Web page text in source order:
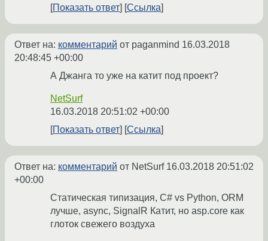
Показать ответ Ссылка
Ответ на: комментарий от paganmind 16.03.2018
20:48:45 +00:00
А Джанга то уже на катит под проект?
NetSurf
16.03.2018 20:51:02 +00:00
Показать ответ
Ссылка
Ответ на: комментарий от NetSurf 16.03.2018 20:51:02
+00:00
Статическая типизация, C# vs Python, ORM
лучше, async, SignalR Катит, но asp.core как
глоток свежего воздуха